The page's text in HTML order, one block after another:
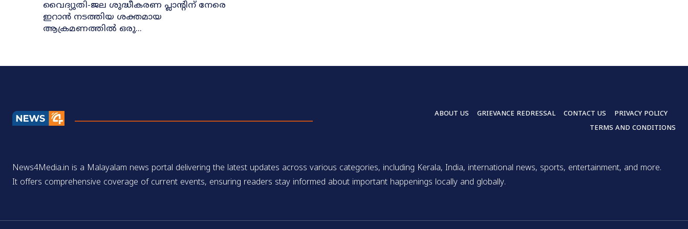
വൈദ്യുതി-ജല ശുദ്ധീകരണ പ്ലാന്റിന് നേരെ
ഇറാൻ നടത്തിയ ശക്തമായ
ആക്രമണത്തിൽ ഒരു...
ABOUT US GRIEVANCE REDRESSAL CONTACT US
PRIVACY POLICY
TERMS AND CONDITIONS
News4Media.in is a Malayalam news portal delivering the latest updates across various categories, including Kerala, India, international news, sports, entertainment, and more.
It offers comprehensive coverage of current events, ensuring readers stay informed about important happenings locally and globally.